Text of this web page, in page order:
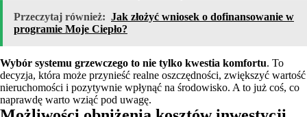
Przeczytaj również: Jak złożyć wniosek o dofinansowanie w
programie Moje Ciepło?
Wybór systemu grzewczego to nie tylko kwestia komfortu. To
decyzja, która może przynieść realne oszczędności, zwiększyć wartość
nieruchomości i pozytywnie wpłynąć na środowisko. A to już coś, co
naprawdę warto wziąć pod uwagę.